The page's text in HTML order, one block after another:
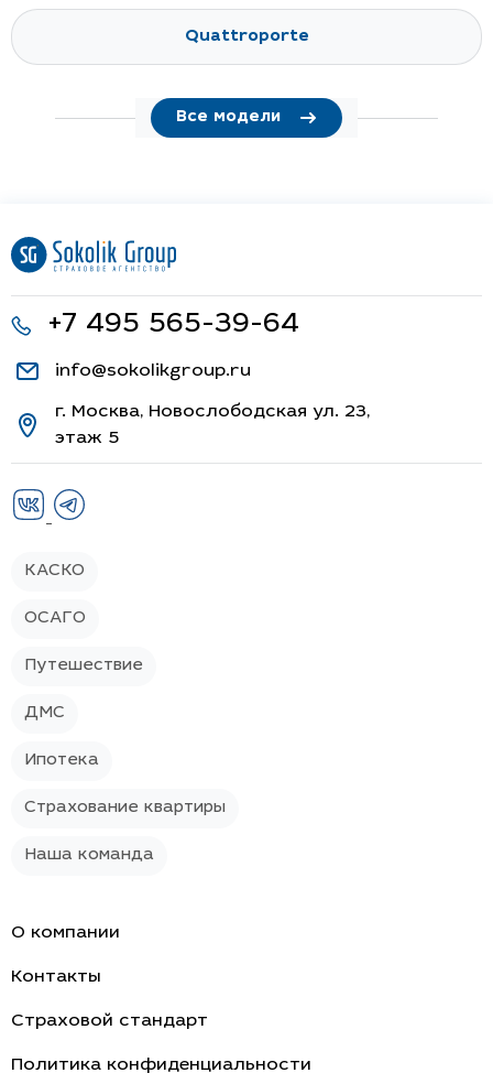
Quattroporte
Все модели
+7 495 565-39-64
info@sokolikgroup.ru
г. Москва, Новослободская ул. 23,
этаж 5
КАСКО
ОСАГО
Путешествие
ДМС
Ипотека
Страхование квартиры
Наша команда
О компании
Контакты
Страховой стандарт
Политика конфиденциальности